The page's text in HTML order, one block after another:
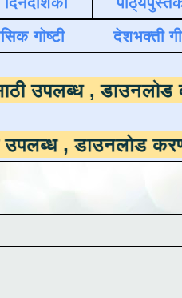
गोष्टी देशभक्ती
डाउनलोडसाठी
करण्यासाठी येथे